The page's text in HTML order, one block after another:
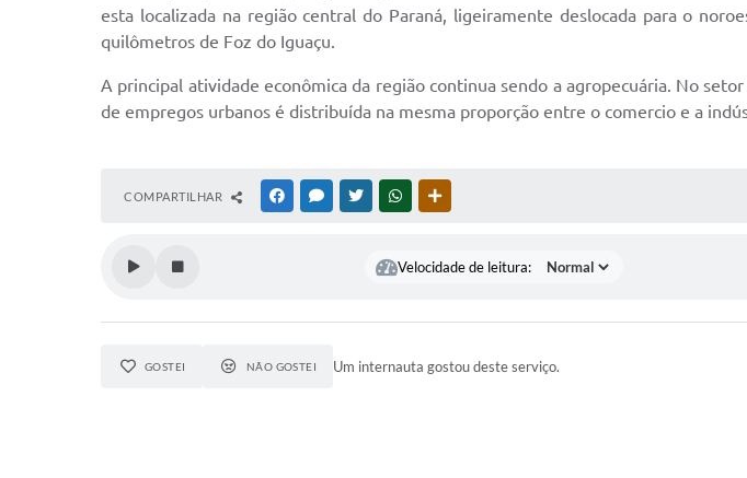
esta localizada na região central do Paraná, ligeiramente deslocada para o
quilômetros de Foz do Iguaçu.
A principal atividade econômica da região continua sendo a agropecuária. No
de empregos urbanos é distribuída na mesma proporção entre o comercio e a
COMPARTILHAR FACEBOOKMESSENGER
TWITTERWHATSAPP
Velocidade de leitura:
GOSTEI NÃO GOSTEI Um internauta gostou deste serviço.